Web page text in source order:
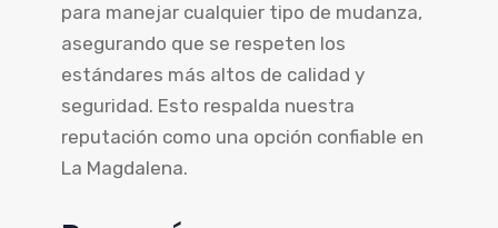
para manejar cualquier tipo de mudanza,
asegurando que se respeten los
estándares más altos de calidad y
seguridad. Esto respalda nuestra
reputación como una opción confiable en
La Magdalena.